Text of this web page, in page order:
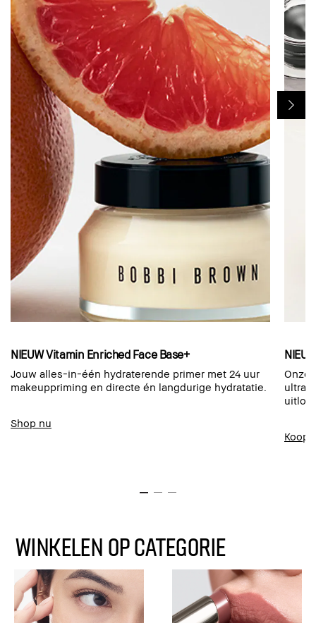
NIEUW Vitamin Enriched Face Base+
Jouw alles-in-één hydraterende primer met 24 uur
makeuppriming en directe én langdurige hydratatie.
Shop nu
Onze
ultra-
Koop
WINKELEN OP CATEGORIE